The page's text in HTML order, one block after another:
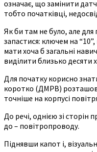
означає, що замінити
тобто початківці,
Як би там не було, але
запастися: ключем на
мати хоча б загальні
виділити близько десяти
Для початку корисно
коротко (ДМРВ)
точніше на корпусі
До речі, однією зі сторін
до – повітропроводу.
Піднявши капот і,